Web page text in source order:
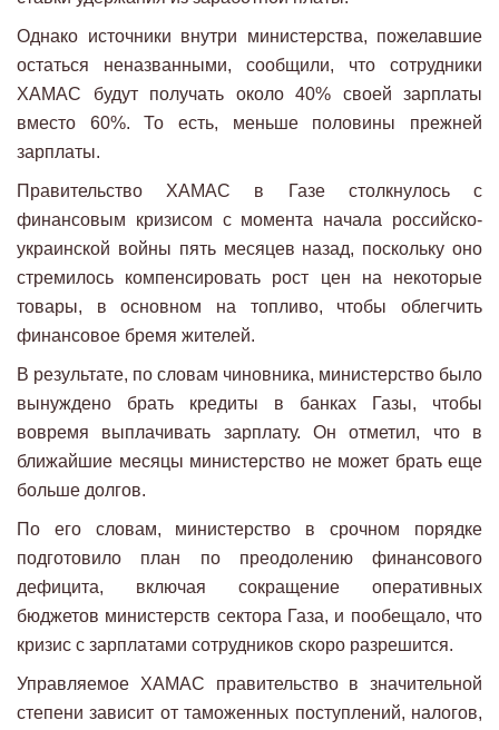
Однако источники внутри министерства, пожелавшие
остаться неназванными, сообщили, что сотрудники
ХАМАС будут получать около 40% своей зарплаты
вместо 60%. То есть, меньше половины прежней
зарплаты.
Правительство ХАМАС в Газе столкнулось с
финансовым кризисом с момента начала российско-
украинской войны пять месяцев назад, поскольку оно
стремилось компенсировать рост цен на некоторые
товары, в основном на топливо, чтобы облегчить
финансовое бремя жителей.
В результате, по словам чиновника, министерство было
вынуждено брать кредиты в банках Газы, чтобы
вовремя выплачивать зарплату. Он отметил, что в
ближайшие месяцы министерство не может брать еще
больше долгов.
По его словам, министерство в срочном порядке
подготовило план по преодолению финансового
дефицита, включая сокращение оперативных
бюджетов министерств сектора Газа, и пообещало, что
кризис с зарплатами сотрудников скоро разрешится.
Управляемое ХАМАС правительство в значительной
степени зависит от таможенных поступлений, налогов,